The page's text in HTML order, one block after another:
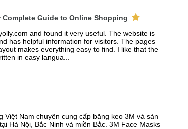
Complete Guide to Online Shopping
and found it very useful. The website is
has helpful information for visitors. The pages
makes everything easy to find. I like that the
in easy langua...
Việt Nam chuyên cung cấp băng keo 3M và sản
Hà Nội, Bắc Ninh và miền Bắc. 3M Face Masks